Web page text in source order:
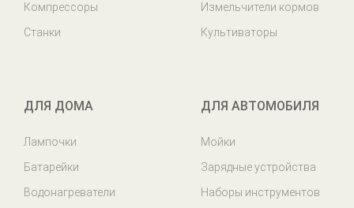
Компрессоры
Станки
Измельчители кормов
Культиваторы
ДЛЯ ДОМА
Лампочки
Батарейки
Водонагреватели
ДЛЯ АВТОМОБИЛЯ
Мойки
Зарядные устройства
Наборы инструментов